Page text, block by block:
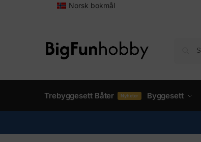
Norsk bokmål
Trebyggesett Båter Nyheter Byggesett